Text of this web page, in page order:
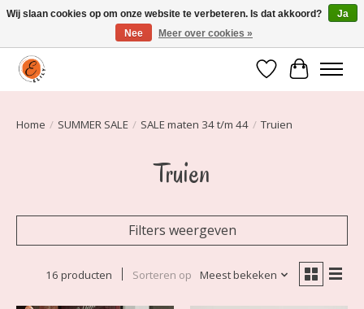
Elily is er om jou te laten stralen! Mode vanaf maat 34 t/m 54
Verlanglijst
Home / SUMMER SALE / SALE maten 34 t/m 44 / Truien
Truien
Filters weergeven
16 producten Sorteren op Meest bekeken
Wij slaan cookies op om onze website te verbeteren. Is dat akkoord?
Ja
Nee
Meer over cookies »